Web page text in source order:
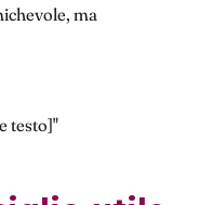
ma
testo]"